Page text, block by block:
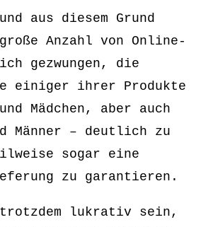
aus diesem Grund
Anzahl von Online-
gezwungen, die
einiger ihrer Produkte
Mädchen, aber auch
Männer – deutlich zu
sogar eine
zu garantieren.
trotzdem lukrativ sein,